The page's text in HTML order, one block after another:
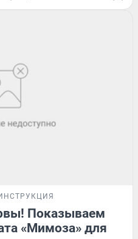
Показываем
«Мимоза» для